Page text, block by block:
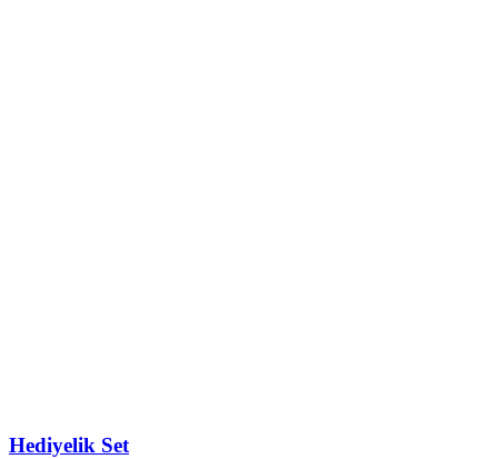
Hediyelik Set